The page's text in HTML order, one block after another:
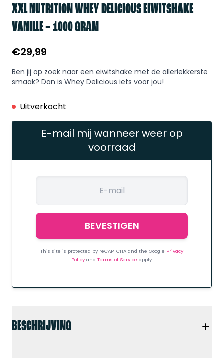
BESCHRIJVING
XXL NUTRITION WHEY DELICIOUS EIWITSHAKE
VANILLE – 1000 GRAM
€29,99
Ben jij op zoek naar een eiwitshake met de allerlekkerste
smaak? Dan is Whey Delicious iets voor jou!
Uitverkocht
E-mail mij wanneer weer op
voorraad
This site is protected by reCAPTCHA and the Google Privacy
Policy and Terms of Service apply.